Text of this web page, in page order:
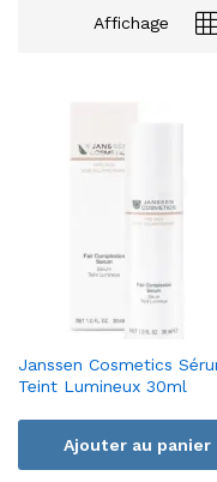
Affichage
Janssen Cosmetics
Teint Lumineux 30ml
Ajouter au panier